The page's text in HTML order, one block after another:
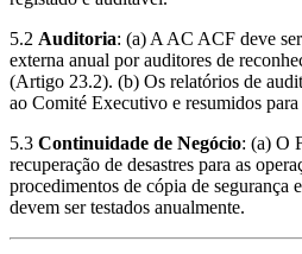
5.2 Auditoria: (a) A AC ACF deve
externa anual por auditores de
(Artigo 23.2). (b) Os relatórios de
ao Comité Executivo e resumidos
5.3 Continuidade de Negócio: (a) O
recuperação de desastres para as
procedimentos de cópia de segurança
devem ser testados anualmente.